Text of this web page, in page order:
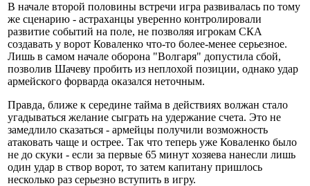
В начале второй половины встречи игра развивалась по тому
же сценарию - астраханцы уверенно контролировали
развитие событий на поле, не позволяя игрокам СКА
создавать у ворот Коваленко что-то более-менее серьезное.
Лишь в самом начале оборона "Волгаря" допустила сбой,
позволив Шачеву пробить из неплохой позиции, однако удар
армейского форварда оказался неточным.
Правда, ближе к середине тайма в действиях волжан стало
угадываться желание сыграть на удержание счета. Это не
замедлило сказаться - армейцы получили возможность
атаковать чаще и острее. Так что теперь уже Коваленко было
не до скуки - если за первые 65 минут хозяева нанесли лишь
один удар в створ ворот, то затем капитану пришлось
несколько раз серьезно вступить в игру.